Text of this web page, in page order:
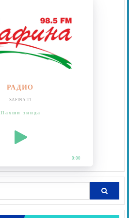
РАДИО
SAFINA.TJ
Пахши зинда
0:00